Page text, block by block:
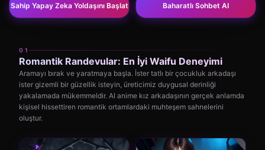
Sahip Yapay Zeka Yoldaşını Başlat Baharatlı Sohbet AI
01
Romantik Randevular: En İyi Waifu Deneyimi
Aramayı bırak ve yaratmaya başla. İster tatlı bir çocukluk arkadaşı
ister gizemli bir güzellik isteyin, üreticimiz duygusal derinliği
yakalamada mükemmeldir. AI anime kız arkadaşının gerçek anlamda
kişisel hissettiren romantik ortamlardaki muhteşem sahnelerini
oluştur.